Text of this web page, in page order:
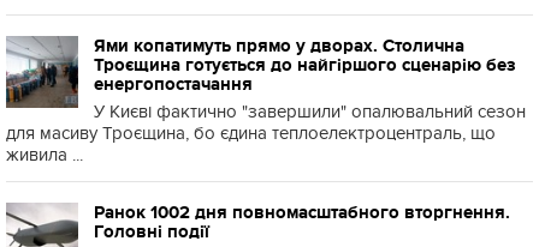
Ями копатимуть прямо у дворах. Столична
Троєщина готується до найгіршого сценарію без
енергопостачання
У Києві фактично "завершили" опалювальний сезон
для масиву Троєщина, бо єдина теплоелектроцентраль, що
живила ...
Ранок 1002 дня повномасштабного вторгнення.
Головні події